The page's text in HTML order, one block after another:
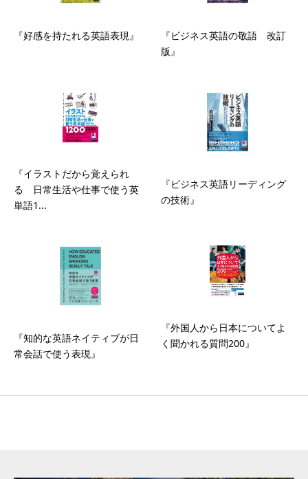
『好感を持たれる英語表現』
『ビジネス英語の敬語 改訂
版』
『イラストだから覚えられ
る 日常生活や仕事で使う英
単語1...
『ビジネス英語リーディング
の技術』
『知的な英語ネイティブが日
常会話で使う表現』
『外国人から日本についてよ
く聞かれる質問200』